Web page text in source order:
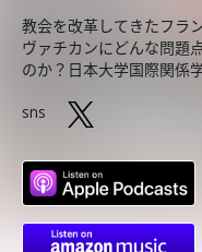
教会を改革してきたフラ
ヴァチカンにどんな問題
のか？日本大学国際関係
sns